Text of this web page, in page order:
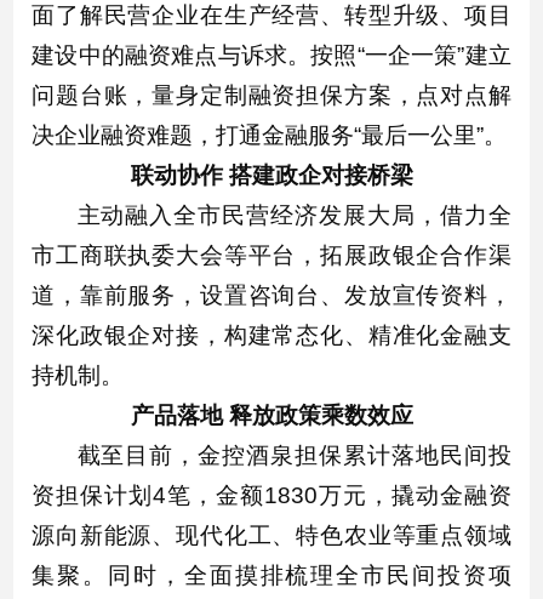
面了解民营企业在生产经营、转型升级、项目
建设中的融资难点与诉求。按照“一企一策”建立
问题台账，量身定制融资担保方案，点对点解
决企业融资难题，打通金融服务“最后一公里”。
联动协作 搭建政企对接桥梁
主动融入全市民营经济发展大局，借力全
市工商联执委大会等平台，拓展政银企合作渠
道，靠前服务，设置咨询台、发放宣传资料，
深化政银企对接，构建常态化、精准化金融支
持机制。
产品落地 释放政策乘数效应
截至目前，金控酒泉担保累计落地民间投
资担保计划4笔，金额1830万元，撬动金融资
源向新能源、现代化工、特色农业等重点领域
集聚。同时，全面摸排梳理全市民间投资项